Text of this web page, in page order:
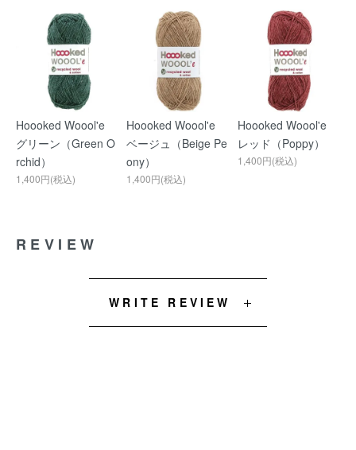
Hoooked Woool'e
グリーン（Green O
rchid）
1,400円(税込)
Hoooked Woool'e
ベージュ（Beige Pe
ony）
1,400円(税込)
Hoooked Woool'e
レッド（Poppy）
1,400円(税込)
REVIEW
WRITE REVIEW